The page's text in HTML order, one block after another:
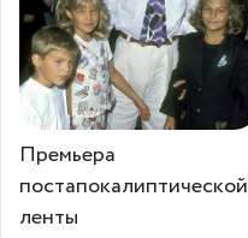
Премьера
постапокалиптической
ленты